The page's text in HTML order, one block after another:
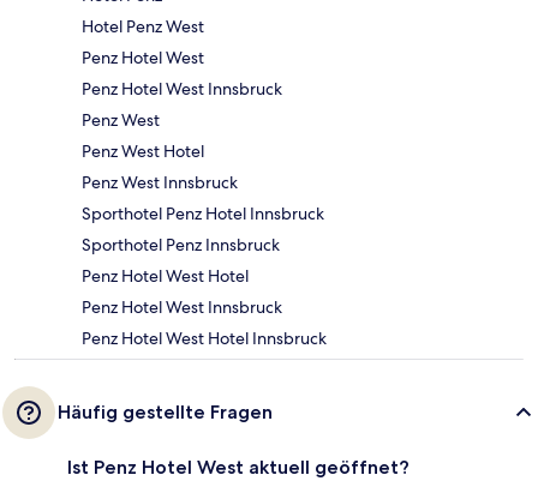
Hotel Penz West
Penz Hotel West
Penz Hotel West Innsbruck
Penz West
Penz West Hotel
Penz West Innsbruck
Sporthotel Penz Hotel Innsbruck
Sporthotel Penz Innsbruck
Penz Hotel West Hotel
Penz Hotel West Innsbruck
Penz Hotel West Hotel Innsbruck
Häufig gestellte Fragen
Ist Penz Hotel West aktuell geöffnet?